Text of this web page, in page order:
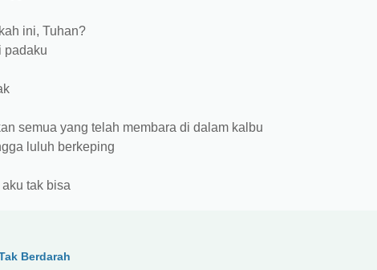
ini, Tuhan?
padaku
semua yang telah membara di dalam kalbu
luluh berkeping
tak bisa
Berdarah